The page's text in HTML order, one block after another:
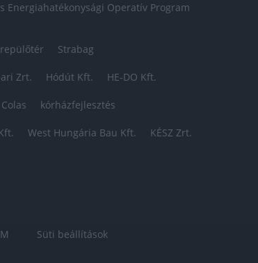
Energiahatékonysági Operatív Program
Strabag
Zrt. Hódút Kft. HE-DO Kft.
Colas kórházfejlesztés
West Hungária Bau Kft. KÉSZ Zrt.
Süti beállítások